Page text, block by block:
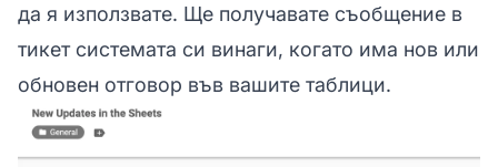
да я използвате. Ще получавате съобщение в
тикет системата си винаги, когато има нов или
обновен отговор във вашите таблици.